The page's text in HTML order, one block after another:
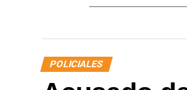
POLICIALES